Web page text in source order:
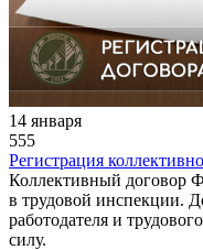
14 января
555
Регистрация
Коллективный
в трудовой инспекции.
работодателя и
силу.